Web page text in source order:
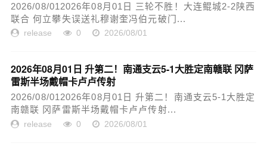
2026/08/012026年08月01日 三轮不胜！大连鲲城2-2陕西
联合 何立攀失误送礼穆谢奎冯伯元破门...
release 0 2026/08/01
2026年08月01日 升第二！南通支云5-1大胜定南赣联 冈萨
雷斯半场戴帽卡卢卢传射
2026/08/012026年08月01日 升第二！南通支云5-1大胜定
南赣联 冈萨雷斯半场戴帽卡卢卢传射...
release 0 2026/08/01